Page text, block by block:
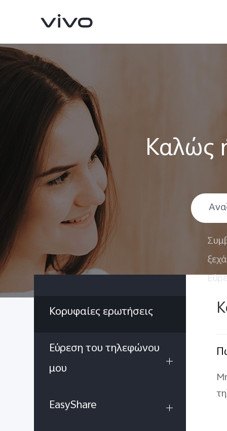
X90 Pro Καλώς
Κορυφαίες ερωτήσεις
Εύρεση του τηλεφώνου
μου
EasyShare